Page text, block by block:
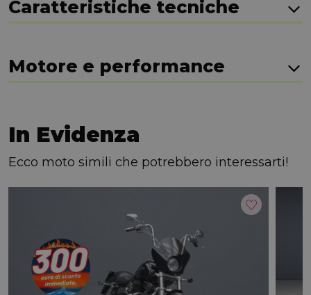
Caratteristiche tecniche
Motore e performance
In Evidenza
Ecco moto simili che potrebbero interessarti!